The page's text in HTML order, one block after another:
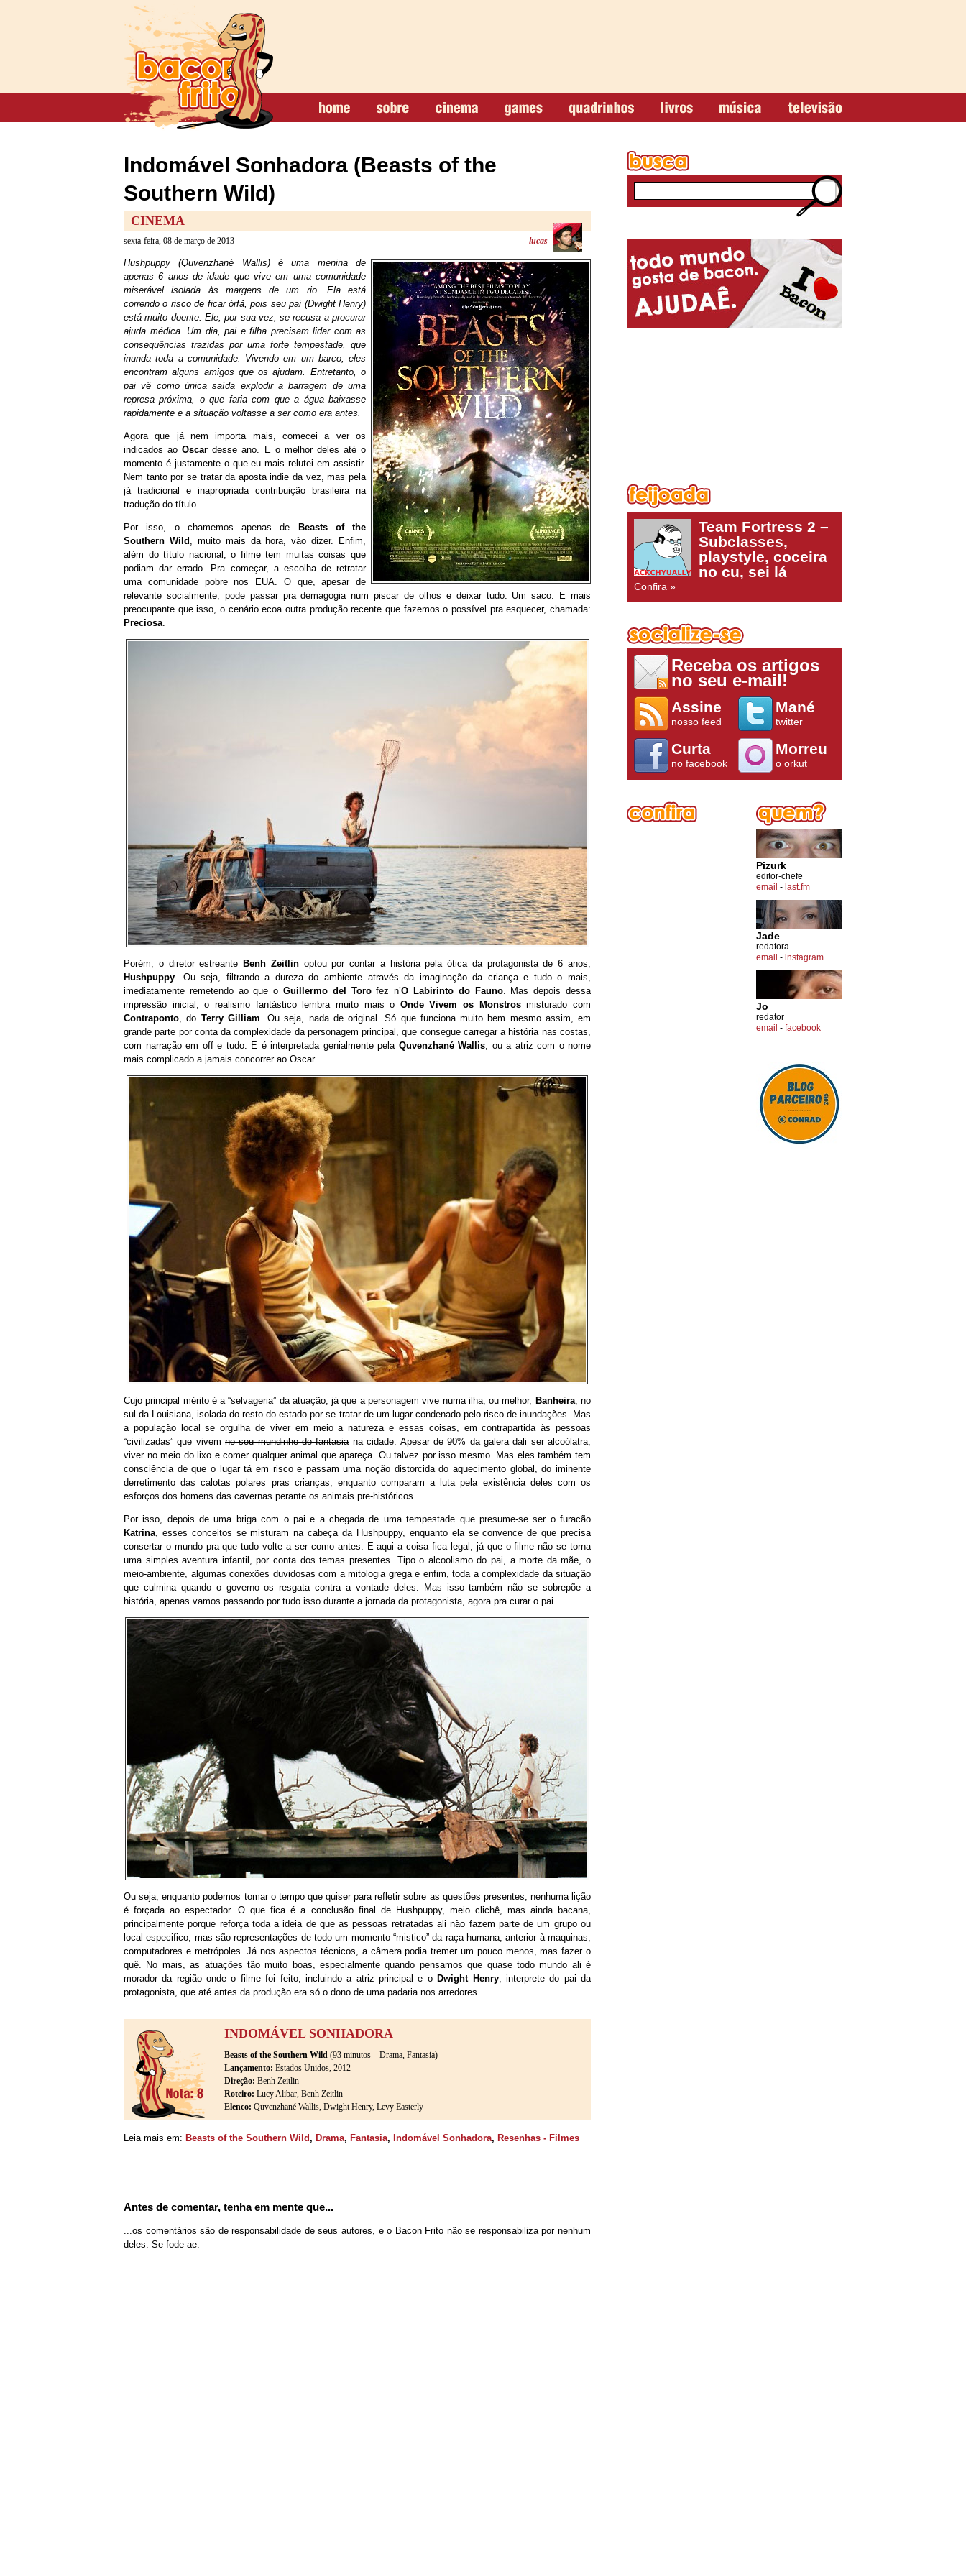
Indomável Sonhadora (Beasts of the
Southern Wild)
CINEMA
sexta-feira, 08 de março de 2013 lucas
Hushpuppy (Quvenzhané Wallis) é uma menina de
apenas 6 anos de idade que vive em uma comunidade
miserável isolada às margens de um rio. Ela está
correndo o risco de ficar órfã, pois seu pai (Dwight Henry)
está muito doente. Ele, por sua vez, se recusa a procurar
ajuda médica. Um dia, pai e filha precisam lidar com as
consequências trazidas por uma forte tempestade, que
inunda toda a comunidade. Vivendo em um barco, eles
encontram alguns amigos que os ajudam. Entretanto, o
pai vê como única saída explodir a barragem de uma
represa próxima, o que faria com que a água baixasse
rapidamente e a situação voltasse a ser como era antes.
Agora que já nem importa mais, comecei a ver os
indicados aoOscar desse ano. E o melhor deles até o
momento é justamente o que eu mais relutei em assistir.
Nem tanto por se tratar da aposta indie da vez, mas pela
já tradicional e inapropriada contribuição brasileira na
tradução do título.
Por isso, o chamemos apenas de
Beasts of the
Southern Wild , muito mais da hora, vão dizer. Enfim,
além do título nacional, o filme tem muitas coisas que
podiam dar errado. Pra começar, a escolha de retratar
uma comunidade pobre nos EUA. O que, apesar de
relevante socialmente, pode passar pra demagogia num piscar de olhos e deixar tudo: Um saco. E mais
preocupante que isso, o cenário ecoa outra produção recente que fazemos o possível pra esquecer, chamada:
Preciosa.
Porém, o diretor estreante Benh Zeitlinoptou por contar a história pela ótica da protagonista de 6 anos,
Hushpuppy. Ou seja, filtrando a dureza do ambiente através da imaginação da criança e tudo o mais,
imediatamente remetendo ao que o Guillermo del Torofez n’O Labirinto do Fauno. Mas depois dessa
impressão inicial, o realismo fantástico lembra muito mais o Onde Vivem os Monstrosmisturado com
Contraponto, do Terry Gilliam. Ou seja, nada de original. Só que funciona muito bem mesmo assim, em
grande parte por conta da complexidade da personagem principal, que consegue carregar a história nas costas,
com narração em off e tudo. E é interpretada genialmente pela Quvenzhané Wallis, ou a atriz com o nome
mais complicado a jamais concorrer ao Oscar.
Cujo principal mérito é a “selvageria” da atuação, já que a personagem vive numa ilha, ou melhor, Banheira, no
sul da Louisiana, isolada do resto do estado por se tratar de um lugar condenado pelo risco de inundações. Mas
a população local se orgulha de viver em meio a natureza e essas coisas, em contrapartida às pessoas
“civilizadas” que vivemno seu mundinho de fantasiana cidade. Apesar de 90% da galera dali ser alcoólatra,
viver no meio do lixo e comer qualquer animal que apareça. Ou talvez por isso mesmo. Mas eles também tem
consciência de que o lugar tá em risco e passam uma noção distorcida do aquecimento global, do iminente
derretimento das calotas polares pras crianças, enquanto comparam a luta pela existência deles com os
esforços dos homens das cavernas perante os animais pre-históricos.
Por isso, depois de uma briga com o pai e a chegada de uma tempestade que presume-se ser o furacão
Katrina, esses conceitos se misturam na cabeça da Hushpuppy, enquanto ela se convence de que precisa
consertar o mundo pra que tudo volte a ser como antes. E aqui a coisa fica legal, já que o filme não se torna
uma simples aventura infantil, por conta dos temas presentes. Tipo o alcoolismo do pai, a morte da mãe, o
meio-ambiente, algumas conexões duvidosas com a mitologia grega e enfim, toda a complexidade da situação
que culmina quando o governo os resgata contra a vontade deles. Mas isso também não se sobrepõe a
história, apenas vamos passando por tudo isso durante a jornada da protagonista, agora pra curar o pai.
Ou seja, enquanto podemos tomar o tempo que quiser para refletir sobre as questões presentes, nenhuma lição
é forçada ao espectador. O que fica é a conclusão final de Hushpuppy, meio clichê, mas ainda bacana,
principalmente porque reforça toda a ideia de que as pessoas retratadas ali não fazem parte de um grupo ou
local especifico, mas são representações de todo um momento “mistico” da raça humana, anterior à maquinas,
computadores e metrópoles. Já nos aspectos técnicos, a câmera podia tremer um pouco menos, mas fazer o
quê. No mais, as atuações tão muito boas, especialmente quando pensamos que quase todo mundo ali é
morador da região onde o filme foi feito, incluindo a atriz principal e o Dwight Henry, interprete do pai da
protagonista, que até antes da produção era só o dono de uma padaria nos arredores.
INDOMÁVEL SONHADORA
Beasts of the Southern Wild (93 minutos – Drama, Fantasia)
Lançamento: Estados Unidos, 2012
Direção: Benh Zeitlin
Roteiro: Lucy Alibar, Benh Zeitlin
Elenco: Quvenzhané Wallis, Dwight Henry, Levy Easterly
Leia mais em: Beasts of the Southern Wild, Drama, Fantasia, Indomável Sonhadora, Resenhas - Filmes
Antes de comentar, tenha em mente que...
...os comentários são de responsabilidade de seus autores, e o Bacon Frito não se responsabiliza por nenhum
deles. Se fode ae.
Team Fortress 2 –
Subclasses,
playstyle, coceira
no cu, sei lá
Confira »
Receba os artigos
no seu e-mail!
Assine
nosso feed
Mané
twitter
Curta
no facebook
Morreu
o orkut
Pizurk
editor-chefe
email - last.fm
Jade
redatora
email - instagram
Jo
redator
email - facebook